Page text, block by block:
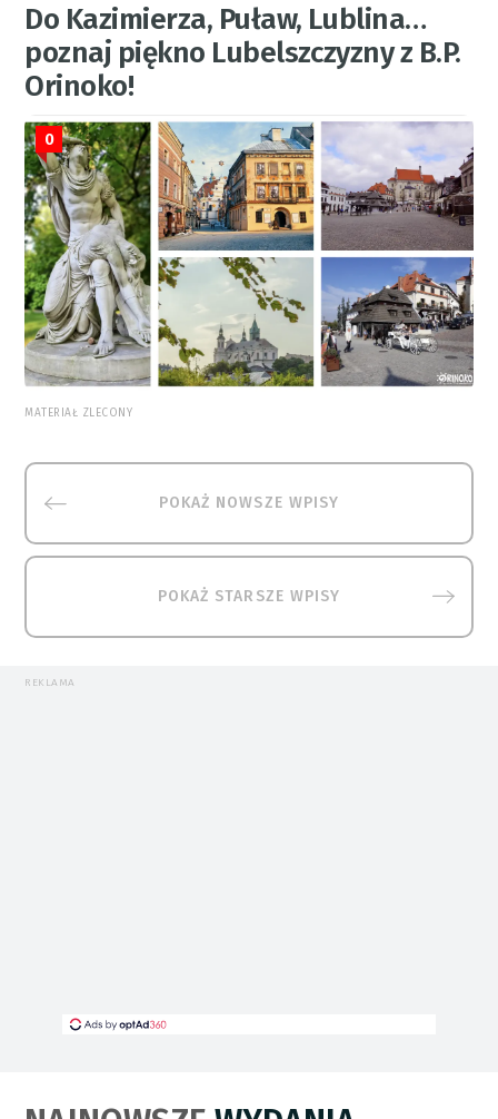
Do Kazimierza, Puław, Lublina…
poznaj piękno Lubelszczyzny z B.P.
Orinoko!
0
MATERIAŁ ZLECONY
POKAŻ NOWSZE WPISY
POKAŻ STARSZE WPISY
REKLAMA